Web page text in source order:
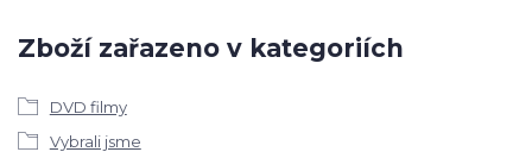
Zboží zařazeno v kategoriích
DVD filmy
Vybrali jsme